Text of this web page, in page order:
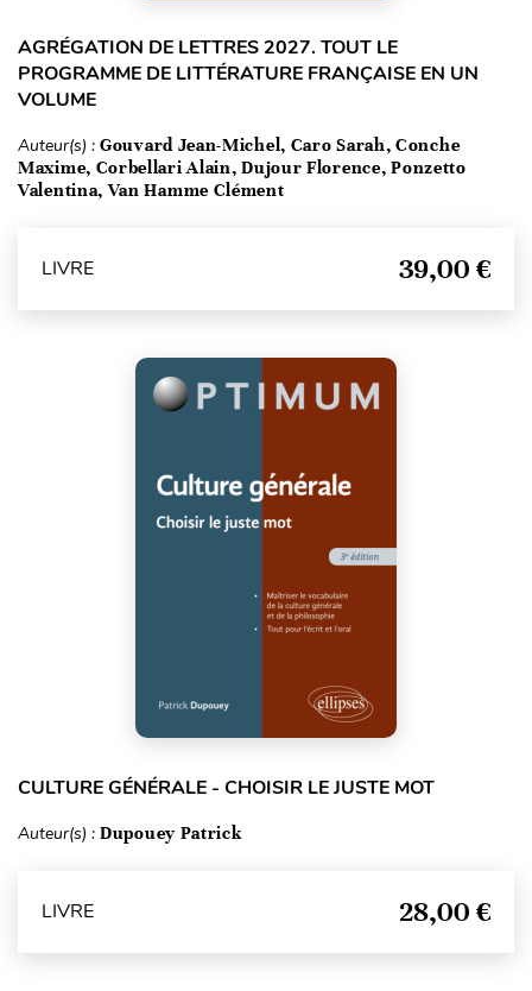
AGRÉGATION DE LETTRES 2027. TOUT LE
PROGRAMME DE LITTÉRATURE FRANÇAISE EN UN
VOLUME
Auteur(s) : Gouvard Jean-Michel, Caro Sarah, Conche
Maxime, Corbellari Alain, Dujour Florence, Ponzetto
Valentina, Van Hamme Clément
LIVRE 39,00 €
CULTURE GÉNÉRALE - CHOISIR LE JUSTE MOT
Auteur(s) : Dupouey Patrick
LIVRE 28,00 €